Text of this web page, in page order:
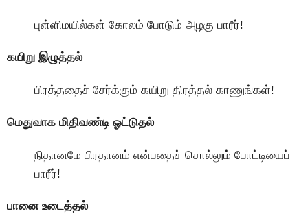
புள்ளிமயில்கள் கோலம் போடும் அழகு பாரீர்!
கயிறு இழுத்தல்
பிரத்ததைச் சேர்க்கும் கயிறு திரத்தல் காணுங்கள்!
மெதுவாக மிதிவண்டி ஓட்டுதல்
நிதானமே பிரதானம் என்பதைச் சொல்லும் போட்டியைப்
பாரீர்!
பானை உடைத்தல்